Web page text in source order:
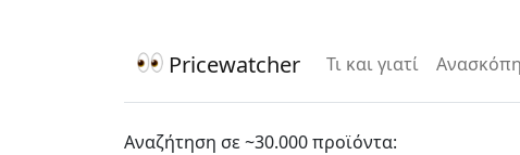
Pricewatcher Τι και γιατί
Αναζήτηση σε ~30.000 προϊόντα: